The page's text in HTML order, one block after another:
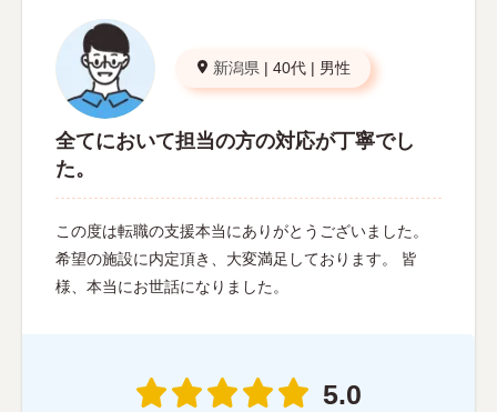
新潟県 | 40代 | 男性
全てにおいて担当の方の対応が丁寧でし
た。
この度は転職の支援本当にありがとうございました。
希望の施設に内定頂き、大変満足しております。 皆
様、本当にお世話になりました。
5.0